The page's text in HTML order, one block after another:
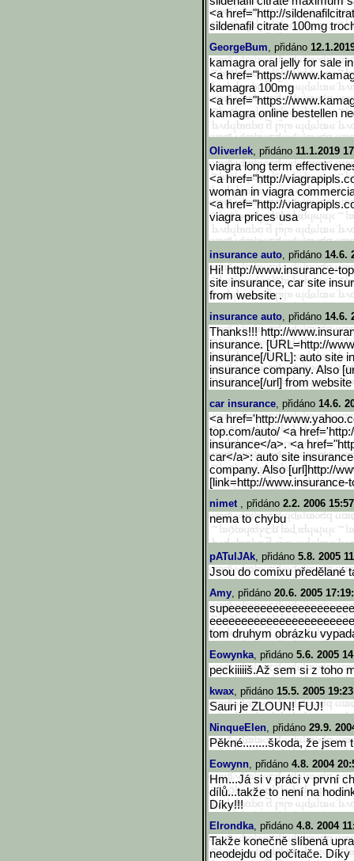
<a href="http://
sildenafil citrate 100mg
GeorgeBum, přidáno
kamagra oral jelly for sale
<a href="https://
kamagra 100mg
<a href="https://
kamagra online bestellen
Oliverlek, přidáno 11.1.2019
viagra long term
<a href="http://
woman in viagra
<a href="http://
viagra prices usa
insurance auto, přidáno 14.6.
Hi! http://www.insurance-
site insurance, car site
from website .
insurance auto, přidáno 14.6.
Thanks!!! http://
insurance. [URL=http://
insurance[/URL]: auto site
insurance company. Also
insurance[/url] from website
car insurance, přidáno 14.6.
<a href='http://
top.com/auto/ <a
insurance</a>. <a
car</a>: auto site
company. Also [url]http://
[link=http://www.insurance-
nimet , přidáno 2.2. 2006
nema to chybu
pATulJAk, přidáno 5.8. 2005
Jsou do comixu předělané
Amy, přidáno 20.6. 2005
tom druhym obrázku
Eowynka, přidáno 5.6. 2005
peckiiiiiš.Až sem si z toho
kwax, přidáno 15.5. 2005
Sauri je ZLOUN! FUJ!
NinqueElen, přidáno 29.9.
Pěkné........škoda, že jsem
Eowynn, přidáno 4.8. 2004
Hm...Já si v práci v první
dílů...takže to není na
Díky!!!
Elrondka, přidáno 4.8. 2004
Takže konečně slíbená
neodejdu od počítače.